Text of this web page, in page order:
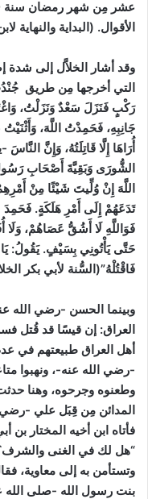
الأقوال. (البداية والنهاية
وقد أشار الخلاَّل إلى شدة
التي أخرجها مِن طريق
رَكْبٍ فَنَزَلَ سَعْدٌ وَنَزَلْتُ،
جَانِبِهِ، فَحَمِدْتُ اللَّهَ،
أُرَاهَا إِلَّا قَاتِلَتُهُ، وَإِنَّ
الشُّورَى وَبَقِيَّةَ أَصْحَابِ
اللَّهَ إِنْ وُلِّيتَ شَيْئًا مِنْ
تَدَعَهُمْ إِلَى أَمْرِ هَلَكَةٍ. فَحَمِدَ
فَوَاللَّهِ لَا أَشُقُّ عَصَاهُمْ، وَلَا
حَتَّى يَأْتُونِي بِسَيْفٍ. يَقُولُ:
فَاقْتُلْهُ”(السُّنة لأبي بكر
وبينما الحسن -رضي الله
العراق: إن قيسًا قد قُتل
أهل العراق طبيعتهم في
-رضي الله عنه-، ونهبوا
وطعنوه وجرحوه، وهنا حدثت
المدائن مِن قِبَل علي -رضي
فأتاه ابن أخيه المختار بن
“هل لك في الغنى
وتستأمن به إلى معاوية،
بنت رسول الله -صلى الله